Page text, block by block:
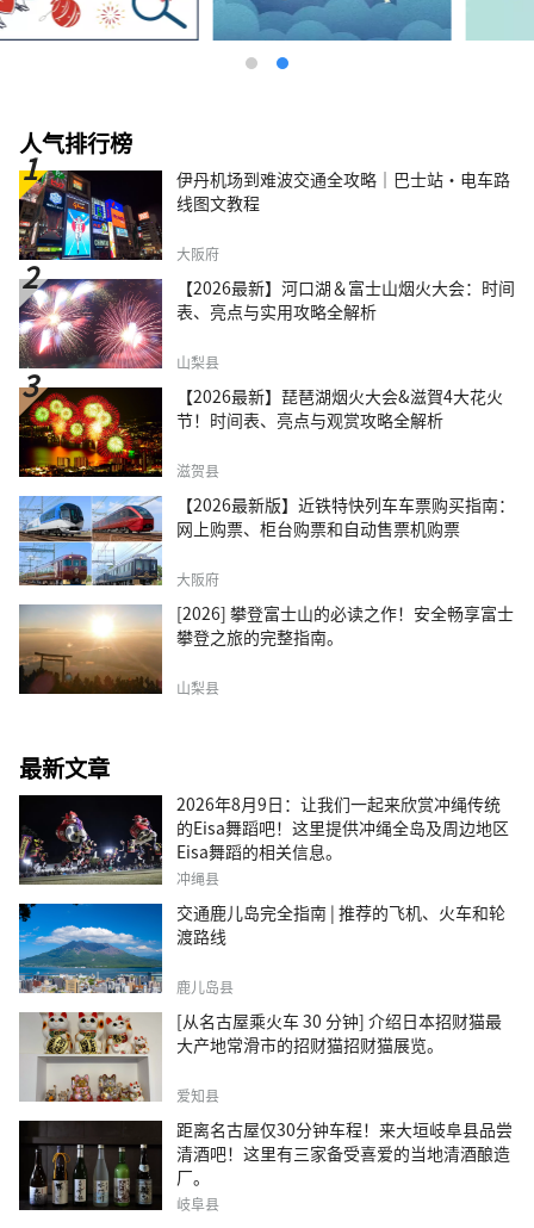
人气排行榜
伊丹机场到难波交通全攻略｜巴士站・电车路
线图文教程
大阪府
【2026最新】河口湖＆富士山烟火大会：时间
表、亮点与实用攻略全解析
山梨县
【2026最新】琵琶湖烟火大会&滋賀4大花火
节！时间表、亮点与观赏攻略全解析
滋贺县
【2026最新版】近铁特快列车车票购买指南：
网上购票、柜台购票和自动售票机购票
大阪府
[2026] 攀登富士山的必读之作！安全畅享富士
攀登之旅的完整指南。
山梨县
最新文章
2026年8月9日：让我们一起来欣赏冲绳传统
的Eisa舞蹈吧！这里提供冲绳全岛及周边地区
Eisa舞蹈的相关信息。
冲绳县
交通鹿儿岛完全指南 | 推荐的飞机、火车和轮
渡路线
鹿儿岛县
[从名古屋乘火车 30 分钟] 介绍日本招财猫最
大产地常滑市的招财猫招财猫展览。
爱知县
距离名古屋仅30分钟车程！来大垣岐阜县品尝
清酒吧！这里有三家备受喜爱的当地清酒酿造
厂。
岐阜县